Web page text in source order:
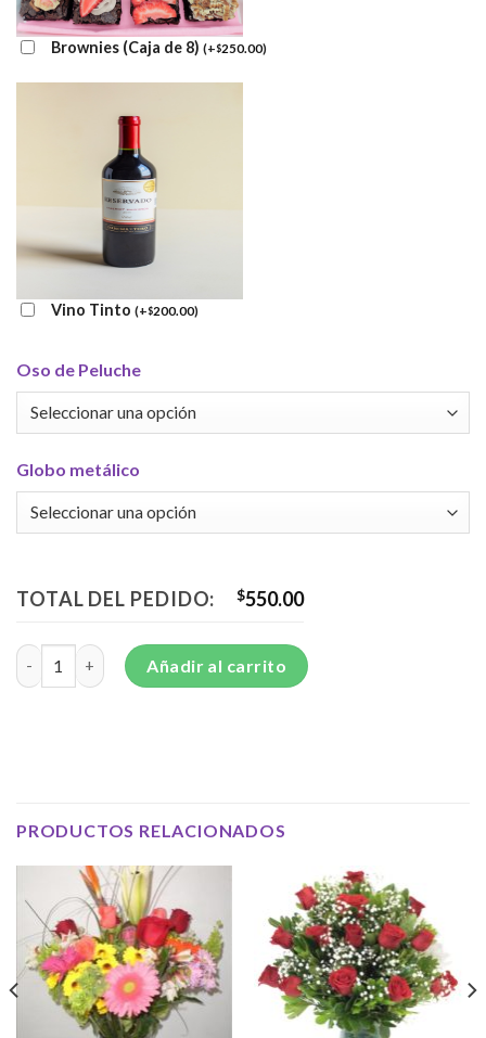
Brownies (Caja de 8) (+$250.00)
Vino Tinto (+$200.00)
Oso de Peluche
Globo metálico
TOTAL DEL PEDIDO: $550.00
Florero de star geisher - F19 cantidad
Añadir al carrito
PRODUCTOS RELACIONADOS